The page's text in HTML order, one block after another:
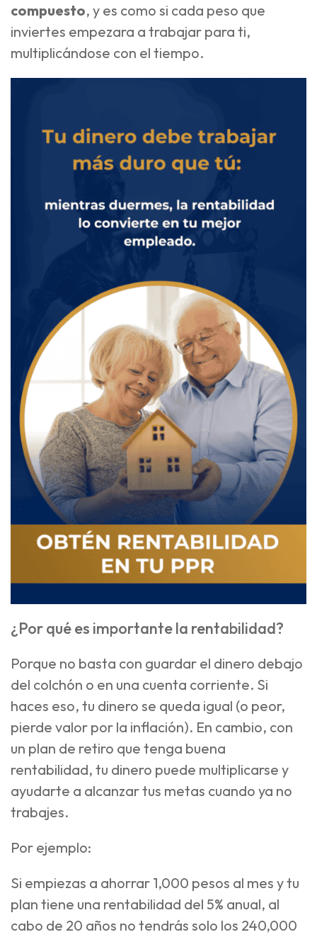
compuesto, y es como si cada peso que
inviertes empezara a trabajar para ti,
multiplicándose con el tiempo.
¿Por qué es importante la rentabilidad?
Porque no basta con guardar el dinero debajo
del colchón o en una cuenta corriente. Si
haces eso, tu dinero se queda igual (o peor,
pierde valor por la inflación). En cambio, con
un plan de retiro que tenga buena
rentabilidad, tu dinero puede multiplicarse y
ayudarte a alcanzar tus metas cuando ya no
trabajes.
Por ejemplo:
Si empiezas a ahorrar 1,000 pesos al mes y tu
plan tiene una rentabilidad del 5% anual, al
cabo de 20 años no tendrás solo los 240,000